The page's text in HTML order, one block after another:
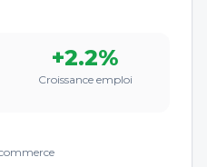
+2.2%
Croissance emploi